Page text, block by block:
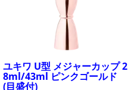
ユキワ U型 メジャーカップ 2
8ml/43ml ピンクゴールド
(目盛付)